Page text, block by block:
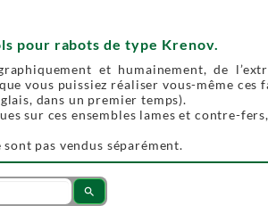
pour rabots de type Krenov.
et humainement, de
vous puissiez réaliser vous-même ces
dans un premier temps).
sur ces ensembles lames et contre-
pas vendus séparément.
search